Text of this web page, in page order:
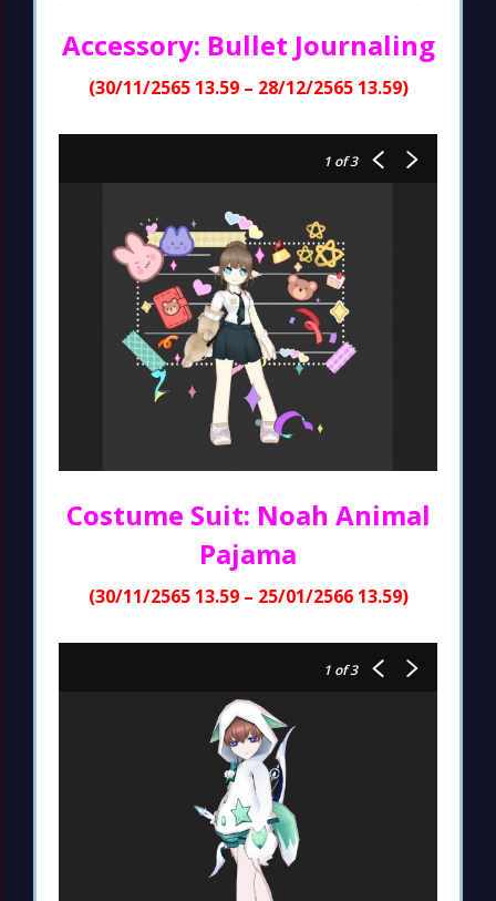
Accessory: Bullet Journaling
(30/11/2565 13.59 – 28/12/2565 13.59)
1 of 3
Costume Suit: Noah Animal
Pajama
(30/11/2565 13.59 – 25/01/2566 13.59)
1 of 3